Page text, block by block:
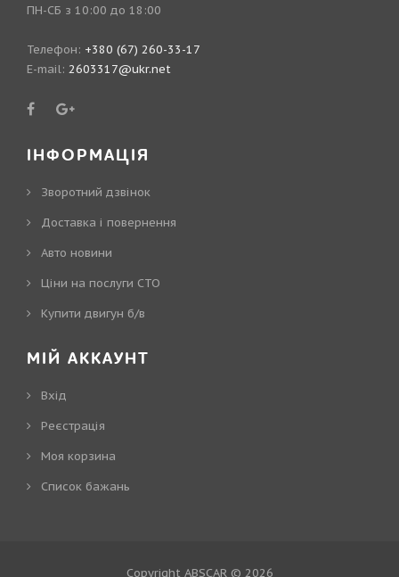
ПН-СБ з 10:00 до 18:00
Телефон: +380 (67) 260-33-17
E-mail: 2603317@ukr.net
ІНФОРМАЦІЯ
Зворотний дзвінок
Доставка і повернення
Авто новини
Ціни на послуги СТО
Купити двигун б/в
МІЙ АККАУНТ
Вхід
Реєстрація
Моя корзина
Cписок бажань
Copyright ABSCAR © 2026